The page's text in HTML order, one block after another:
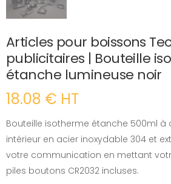
Articles pour boissons
publicitaires | Bouteille
étanche lumineuse noir
18.08 € HT
Bouteille isotherme étanche 500ml à
intérieur en acier inoxydable 304 et
votre communication en mettant
piles boutons CR2032 incluses.